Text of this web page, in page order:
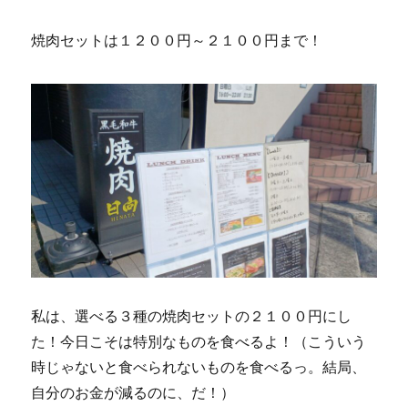
焼肉セットは１２００円～２１００円まで！
私は、選べる３種の焼肉セットの２１００円にし
た！今日こそは特別なものを食べるよ！（こういう
時じゃないと食べられないものを食べるっ。結局、
自分のお金が減るのに、だ！）